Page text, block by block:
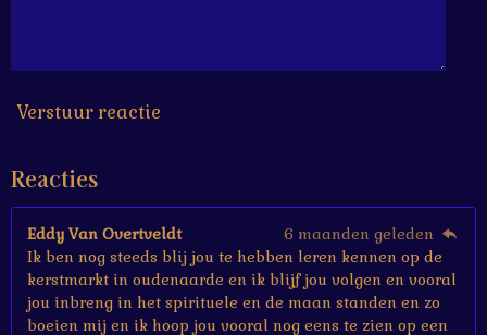
s
r
r
Verstuur reactie
Reacties
Eddy Van Overtveldt
6 maanden geleden
Ik ben nog steeds blij jou te hebben leren kennen op de
kerstmarkt in oudenaarde en ik blijf jou volgen en vooral
jou inbreng in het spirituele en de maan standen en zo
boeien mij en ik hoop jou vooral nog eens te zien op een